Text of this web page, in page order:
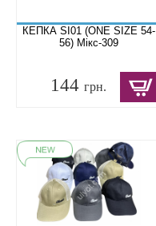
КЕПКА SI01 (ONE SIZE 54-
56) Мікс-309
144 грн.